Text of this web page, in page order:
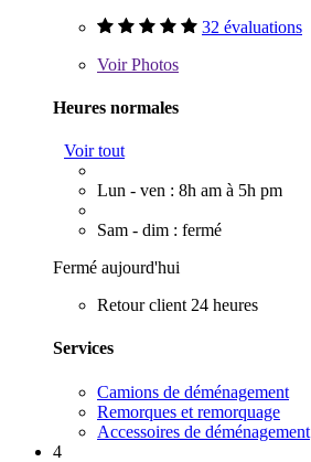
32 évaluations
VoirPhotos
Heures normales
Voir tout
Lun - ven : 8h am à 5h pm
Sam - dim : fermé
Fermé aujourd'hui
Retour client 24 heures
Services
Camions de déménagement
Remorques et remorquage
Accessoires de déménagement
4